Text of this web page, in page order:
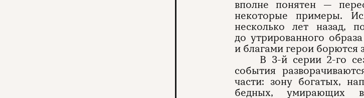
вполне понятен —
некоторые примеры.
несколько лет назад,
до утрированного
и благами герои борются
В 3-й серии 2-го
события
части: зону богатых,
бедных, умирающих